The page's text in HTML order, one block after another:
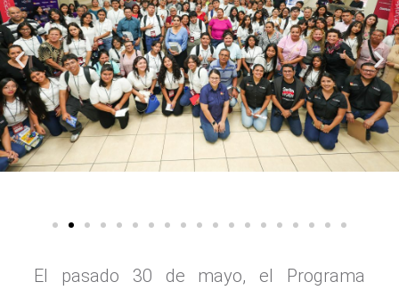
El pasado 30 de mayo, el Programa